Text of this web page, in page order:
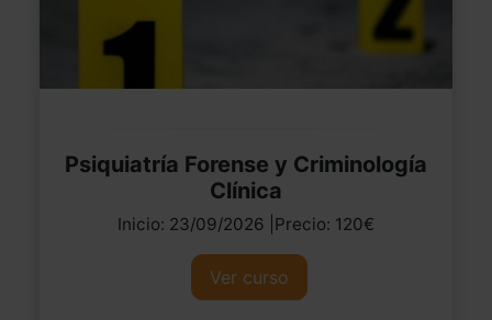
Psiquiatría Forense y Criminología
Clínica
Inicio: 23/09/2026 |Precio: 120€
Ver curso